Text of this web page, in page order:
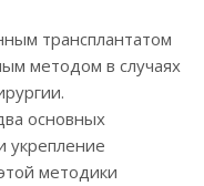
трансплантатом
методом в случаях
основных
укрепление
методики